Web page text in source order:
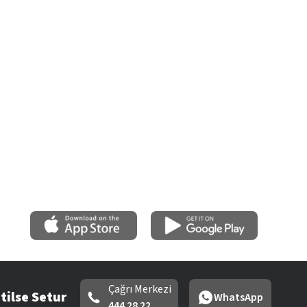
Setur
Çağrı Merkezi
WhatsApp